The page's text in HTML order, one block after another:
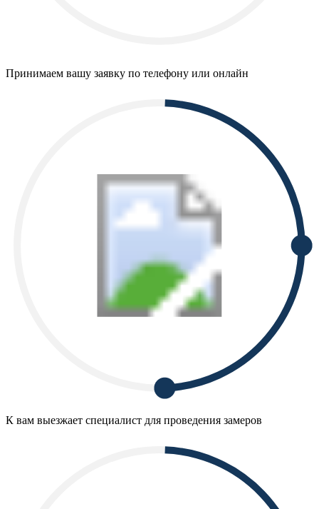
Принимаем вашу заявку по телефону или онлайн
К вам выезжает специалист для проведения замеров